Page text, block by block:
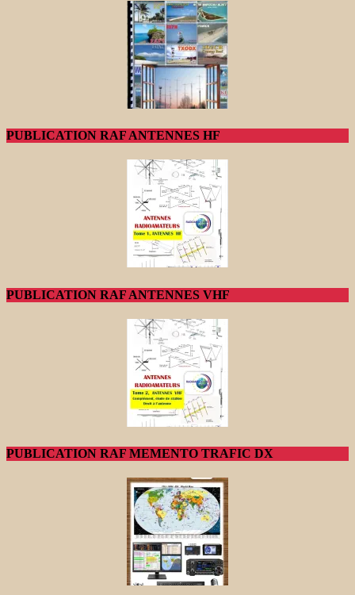
PUBLICATION RAF ANTENNES HF
PUBLICATION RAF ANTENNES VHF
PUBLICATION RAF MEMENTO TRAFIC DX